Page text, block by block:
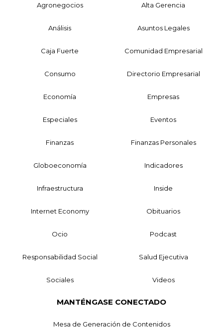
Agronegocios Alta Gerencia
Análisis Asuntos Legales
Caja Fuerte Comunidad Empresarial
Consumo Directorio Empresarial
Economía Empresas
Especiales Eventos
Finanzas Finanzas Personales
Globoeconomía Indicadores
Infraestructura Inside
Internet Economy Obituarios
Ocio Podcast
Responsabilidad Social Salud Ejecutiva
Sociales Videos
MANTÉNGASE CONECTADO
Mesa de Generación de Contenidos